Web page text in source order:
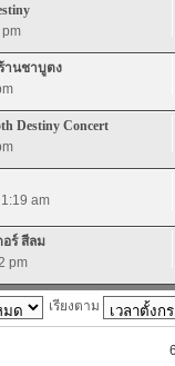
านชาบูตง
Destiny Concert
am
อร์ สีลม
pm
เรียงตาม